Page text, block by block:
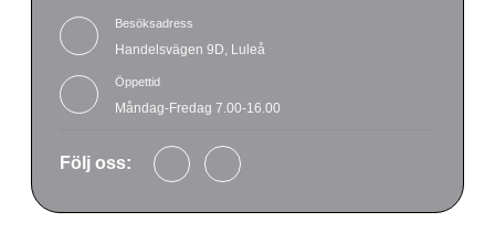
Besöksadress
Handelsvägen 9D, Luleå
Öppettid
Måndag-Fredag 7.00-16.00
Följ oss: